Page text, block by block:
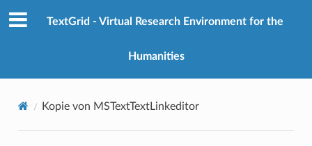
TextGrid - Virtual Research Environment for the
Humanities
Kopie von MSTextTextLinkeditor